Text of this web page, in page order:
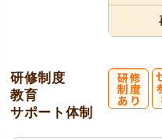
研修制度
教育
サポート体制